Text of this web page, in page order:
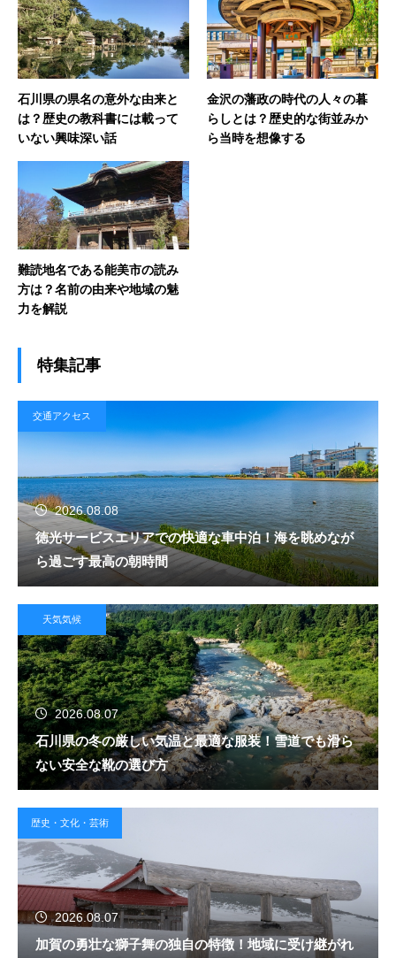
石川県の県名の意外な由来と
は？歴史の教科書には載って
いない興味深い話
金沢の藩政の時代の人々の暮
らしとは？歴史的な街並みか
ら当時を想像する
難読地名である能美市の読み
方は？名前の由来や地域の魅
力を解説
特集記事
交通アクセス
2026.08.08
徳光サービスエリアでの快適な車中泊！海を眺めなが
ら過ごす最高の朝時間
天気気候
2026.08.07
石川県の冬の厳しい気温と最適な服装！雪道でも滑ら
ない安全な靴の選び方
歴史・文化・芸術
2026.08.07
加賀の勇壮な獅子舞の独自の特徴！地域に受け継がれ